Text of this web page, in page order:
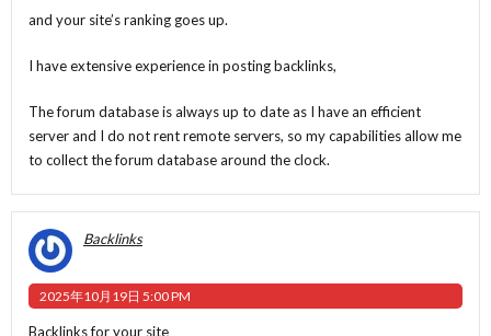
and your site’s ranking goes up.
I have extensive experience in posting backlinks,
The forum database is always up to date as I have an efficient
server and I do not rent remote servers, so my capabilities allow me
to collect the forum database around the clock.
Backlinks
2025年10月19日 5:00 PM
Backlinks for your site